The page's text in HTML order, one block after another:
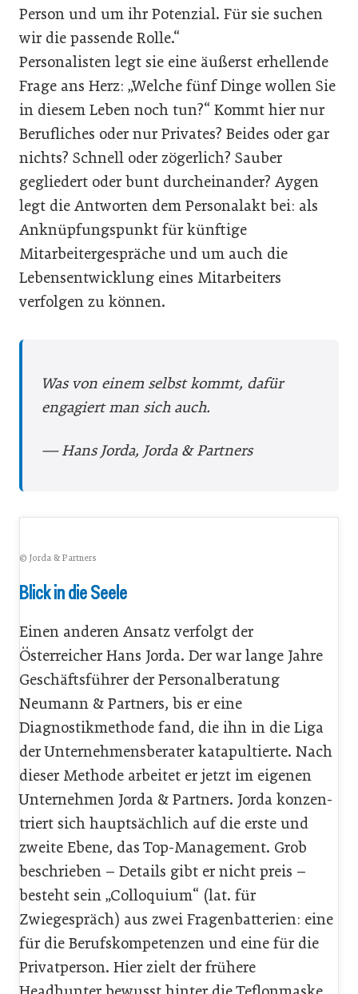
Person und um ihr Potenzial. Für sie suchen
wir die passende Rolle.“
Personalisten legt sie eine äußerst erhellende
Frage ans Herz: „Welche fünf Dinge wollen Sie
in diesem Leben noch tun?“ Kommt hier nur
Berufliches oder nur Privates? Beides oder gar
nichts? Schnell oder zögerlich? Sauber
gegliedert oder bunt durcheinander? Aygen
legt die Antworten dem Personalakt bei: als
Anknüpfungspunkt für künftige
Mitarbeitergespräche und um auch die
Lebensentwicklung eines Mitarbeiters
verfolgen zu können.
Was von einem selbst kommt, dafür
engagiert man sich auch.
— Hans Jorda, Jorda & Partners
© Jorda & Partners
Blick in die Seele
Einen anderen Ansatz verfolgt der
Österreicher Hans Jorda. Der war lange Jahre
Geschäftsführer der Personalberatung
Neumann & Partners, bis er eine
Diagnostikmethode fand, die ihn in die Liga
der Unternehmensberater katapultierte. Nach
dieser Methode arbeitet er jetzt im eigenen
Unternehmen Jorda & Partners. Jorda konzen­
triert sich hauptsächlich auf die erste und
zweite Ebene, das Top-Management. Grob
beschrieben – Details gibt er nicht preis –
besteht sein „Colloquium“ (lat. für
Zwiegespräch) aus zwei Fragenbatterien: eine
für die Berufskompetenzen und eine für die
Privatperson. Hier zielt der frühere